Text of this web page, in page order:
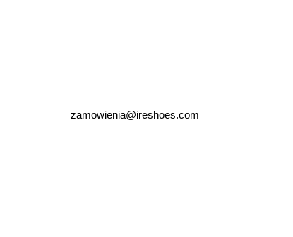
zamowienia@ireshoes.com